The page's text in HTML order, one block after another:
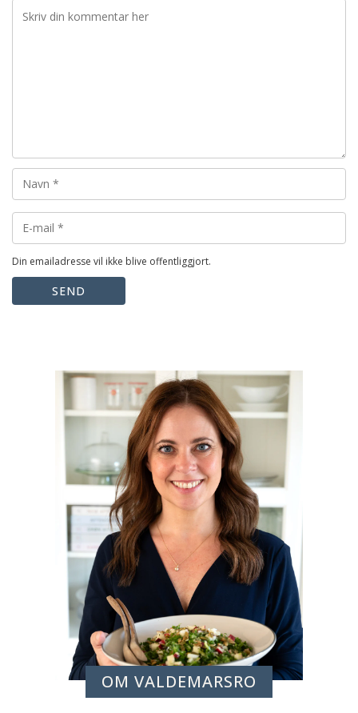
Din emailadresse vil ikke blive offentliggjort.
SEND
OM VALDEMARSRO